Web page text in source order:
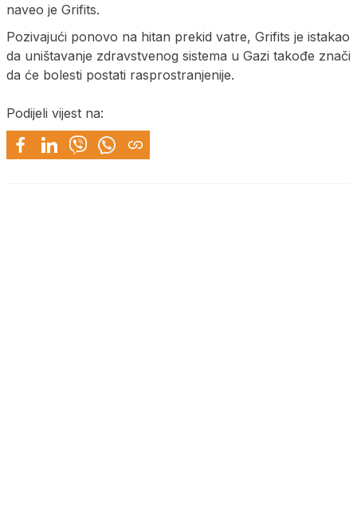
naveo je Grifits.
Pozivajući ponovo na hitan prekid vatre, Grifits je istakao
da uništavanje zdravstvenog sistema u Gazi takođe znači
da će bolesti postati rasprostranjenije.
Podijeli vijest na: